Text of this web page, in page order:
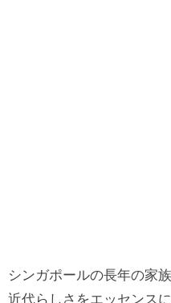
シンガポールの長年の家
近代らしさをエッセンス